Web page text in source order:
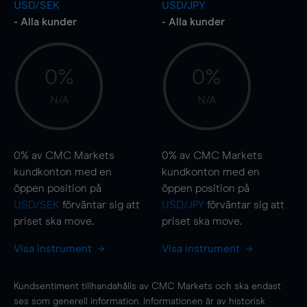
USD/SEK
- Alla kunder
0%
N/A
0% av CMC Markets
kundkonton med en
öppen position på
USD/SEK förväntar sig att
priset ska move.
Visa instrument
USD/JPY
- Alla kunder
0%
N/A
0% av CMC Markets
kundkonton med en
öppen position på
USD/JPYförväntar sig att
priset ska move.
Visa instrument
Kundsentiment tillhandahålls av CMC Markets och ska endast
ses som generell information. Informationen är av historisk